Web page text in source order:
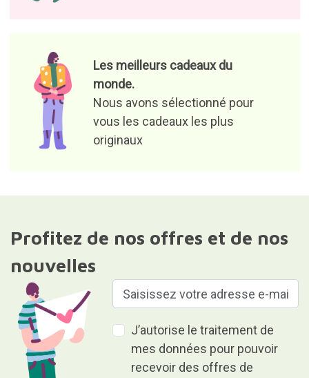
Les meilleurs cadeaux du
monde.
Nous avons sélectionné pour
vous les cadeaux les plus
originaux
Profitez de nos offres et de nos
nouvelles
J’autorise le traitement de
mes données pour pouvoir
recevoir des offres de